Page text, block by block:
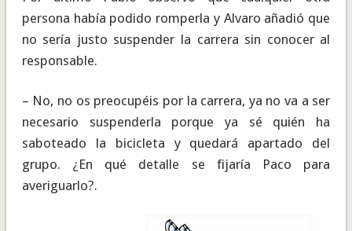
persona había podido romperla y Alvaro añadió que
no sería justo suspender la carrera sin conocer al
responsable.
– No, no os preocupéis por la carrera, ya no va a ser
necesario suspenderla porque ya sé quién ha
saboteado la bicicleta y quedará apartado del
grupo. ¿En qué detalle se fijaría Paco para
averiguarlo?.